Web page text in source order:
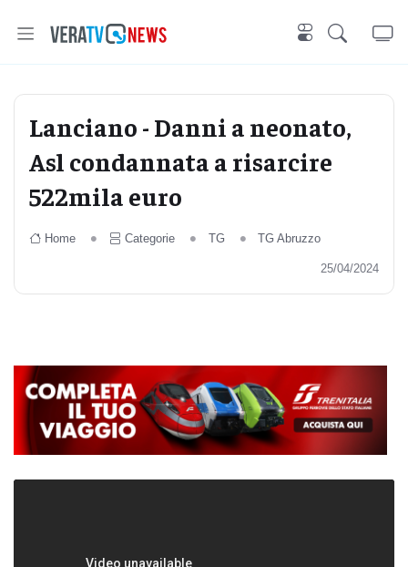
Lanciano - Danni a neonato,
Asl condannata a risarcire
522mila euro
Home Categorie TG TG Abruzzo
25/04/2024